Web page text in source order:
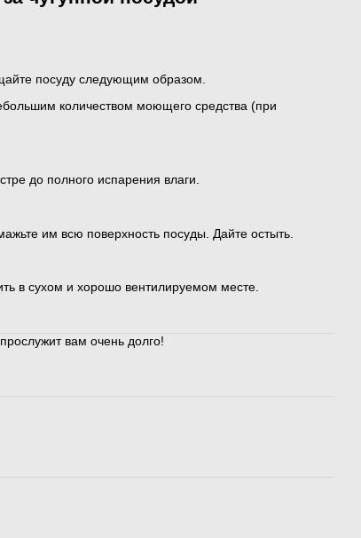
посуду следующим образом.
количеством моющего средства (при
до полного испарения влаги.
им всю поверхность посуды. Дайте остыть.
в сухом и хорошо вентилируемом месте.
вам очень долго!